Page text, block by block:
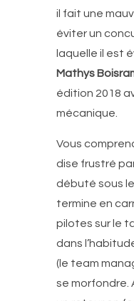
il fait une
éviter un
laquelle il est
Mathys
édition 2018
mécanique.
Vous
dise frustré
débuté sous
termine en
pilotes sur le
dans
(le team
se morfondre.